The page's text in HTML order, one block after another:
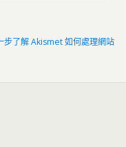
步了解 Akismet 如何處理網站